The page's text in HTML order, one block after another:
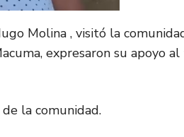
Molina , visitó la
expresaron su apoyo
la comunidad.